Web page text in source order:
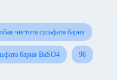
чистота сульфата бария
бария BaSO4 98